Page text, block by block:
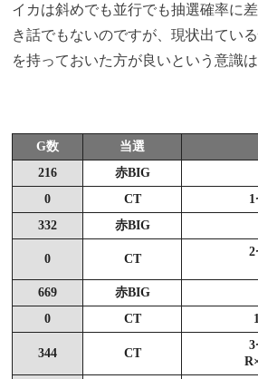
イカは斜めでも並行でも抽選確率に
き話でもないのですが、現状出てい
を持っておいた方が良いという意識は
G数 当選
216
赤BIG
0
CT
332
赤BIG
0 CT
669
赤BIG
0
CT
344 CT